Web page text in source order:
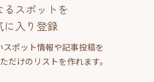
るスポットを
に入り登録
スポット情報や記事投稿を
だけのリストを作れます。